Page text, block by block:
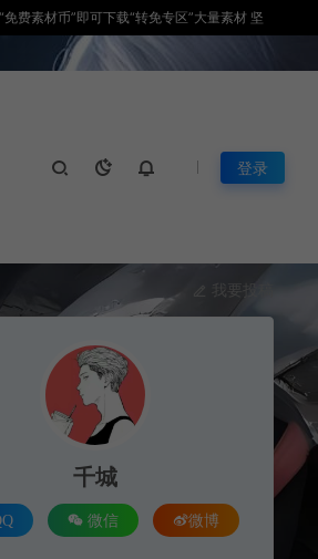
素材币”即可下载“转免专区”大量素材 坚
登录
我要投稿
千城
微信 微博